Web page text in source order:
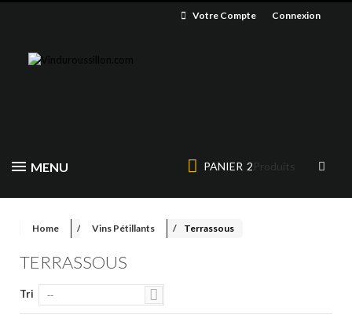
Votre Compte Connexion
MENU PANIER 2Produits
Home Vins Pétillants Terrassous
TERRASSOUS
Tri --